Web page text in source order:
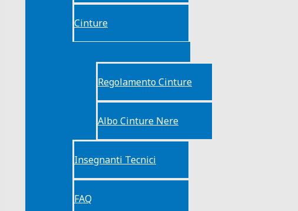
Cinture
Regolamento Cinture
Albo Cinture Nere
Insegnanti Tecnici
FAQ